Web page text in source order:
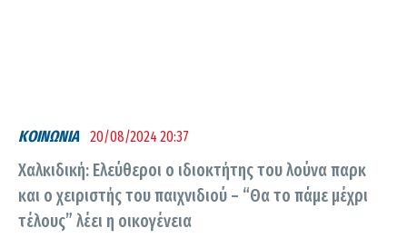
ΚΟΙΝΩΝΙΑ 20/08/2024 20:37
Χαλκιδική: Ελεύθεροι ο ιδιοκτήτης του λούνα παρκ
και ο χειριστής του παιχνιδιού – “Θα το πάμε μέχρι
τέλους” λέει η οικογένεια